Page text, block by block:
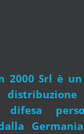
2000 Srl è